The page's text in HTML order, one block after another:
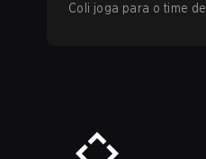
Coli joga para o time de